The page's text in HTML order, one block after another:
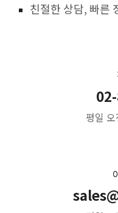
친절한 상담, 빠른
평일